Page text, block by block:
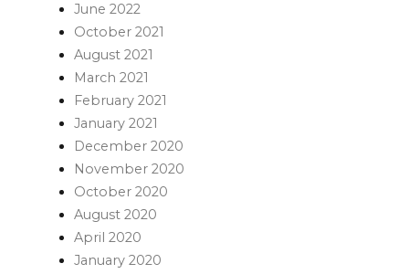
June 2022
October 2021
August 2021
March 2021
February 2021
January 2021
December 2020
November 2020
October 2020
August 2020
April 2020
January 2020